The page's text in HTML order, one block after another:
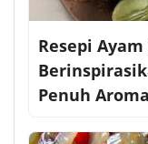
Resepi
Penuh Aroma